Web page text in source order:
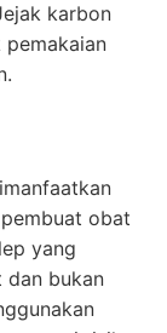
karbon
obat
yang
dan bukan